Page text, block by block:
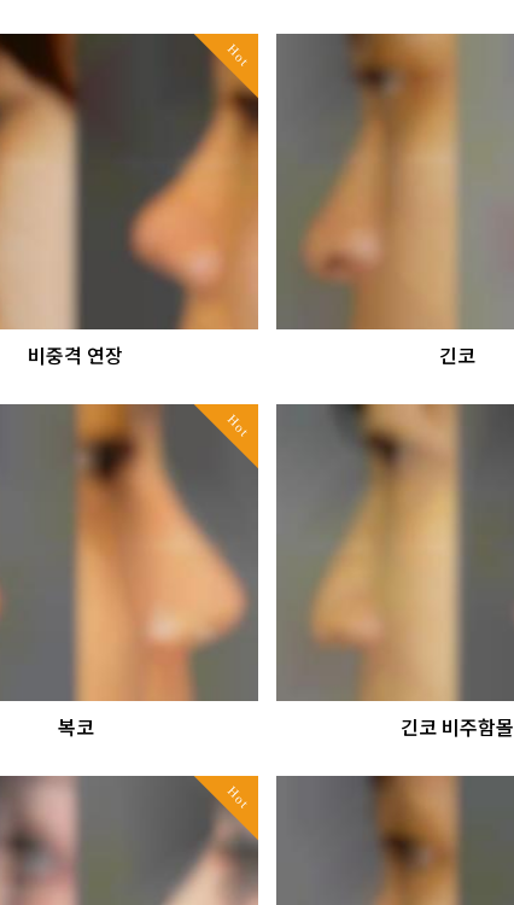
Hot
비중격 연장 긴코
Hot
복코 긴코 비주함몰
Hot